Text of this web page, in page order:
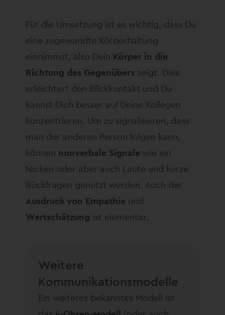
Für die Umsetzung ist es wichtig, dass Du
eine zugewandte Körperhaltung
einnimmst, also Dein Körper in die
Richtung des Gegenübers zeigt. Dies
erleichtert den Blickkontakt und Du
kannst Dich besser auf Deine Kollegen
konzentrieren. Um zu signalisieren, dass
man der anderen Person folgen kann,
können nonverbale Signale wie ein
Nicken oder aber auch Laute und kurze
Rückfragen genutzt werden. Auch der
Ausdruck von Empathie und
Wertschätzung ist elementar.
Weitere
Kommunikationsmodelle
Ein weiteres bekanntes Modell ist